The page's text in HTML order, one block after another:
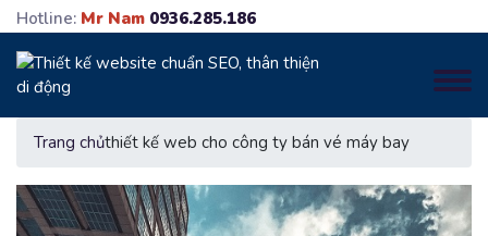
Hotline: Mr Nam 0936.285.186
Trang chủthiết kế web cho công ty bán vé máy bay